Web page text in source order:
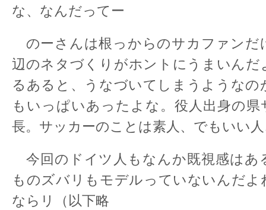
な、なんだってー
のーさんは根っからのサカファンだ
辺のネタづくりがホントにうまいんだ
るあると、うなづいてしまうようなの
もいっぱいあったよな。役人出身の
長。サッカーのことは素人、でもいい
今回のドイツ人もなんか既視感はあ
ものズバリもモデルっていないんだ
ならリ（以下略